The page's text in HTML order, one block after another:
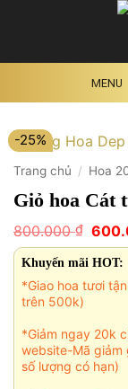
MENU
-25%
Trang chủ / Hoa
Giỏ hoa Cát
800.000₫ Giá
gốc
là:
Khuyến mãi HOT:
*Giao hoa tươi
trên 500k)
*Giảm ngay 20k
website-Mã giảm
số lượng có hạn)